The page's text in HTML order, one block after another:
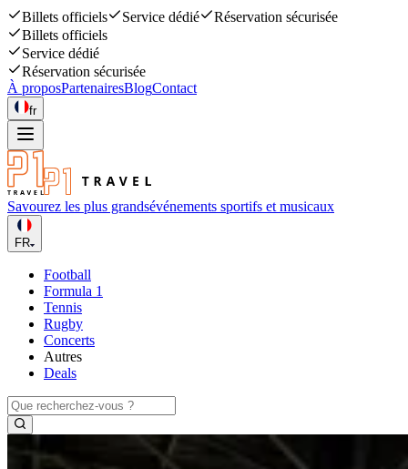
Billets officiels Service dédié
Réservation sécurisée
Billets officiels
Service dédié
Réservation sécurisée
À proposPartenairesBlogContact
fr
Savourez les plus grandsévénements sportifs et musicaux
FR
Football
Formula 1
Tennis
Rugby
Concerts
Autres
Deals